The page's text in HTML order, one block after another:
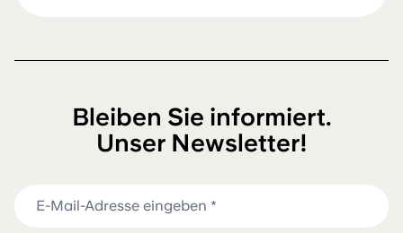
Bleiben Sie informiert.
Unser Newsletter!